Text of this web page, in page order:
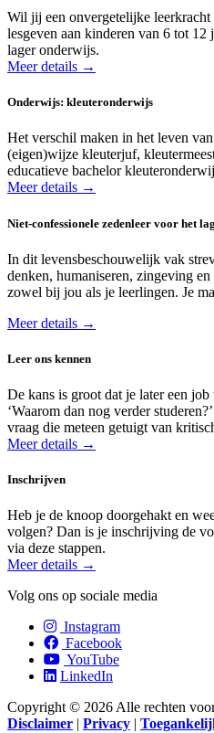
Wil jij een onvergetelijke
lesgeven aan kinderen van 6 tot 12
lager onderwijs.
Meer details →
Onderwijs: kleuteronderwijs
Het verschil maken in het leven
(eigen)wijze kleuterjuf,
educatieve bachelor
Meer details →
Niet-confessionele zedenleer voor het
In dit levensbeschouwelijk vak
denken, humaniseren, zingeving
zowel bij jou als je leerlingen. Je
Meer details →
Leer ons kennen
De kans is groot dat je later een
‘Waarom dan nog verder
vraag die meteen getuigt van
Meer details →
Inschrijven
Heb je de knoop doorgehakt en
volgen? Dan is je inschrijving de
via deze stappen.
Meer details →
Volg ons op sociale media
Instagram
Facebook
YouTube
LinkedIn
Copyright © 2026 Alle rechten
Disclaimer | Privacy |